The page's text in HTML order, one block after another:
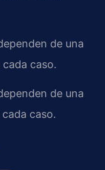
de una
caso.
de una
caso.